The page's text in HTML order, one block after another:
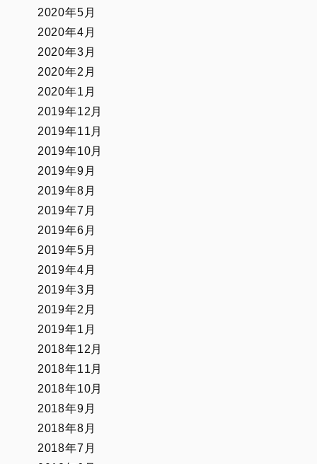
2020年5月
2020年4月
2020年3月
2020年2月
2020年1月
2019年12月
2019年11月
2019年10月
2019年9月
2019年8月
2019年7月
2019年6月
2019年5月
2019年4月
2019年3月
2019年2月
2019年1月
2018年12月
2018年11月
2018年10月
2018年9月
2018年8月
2018年7月